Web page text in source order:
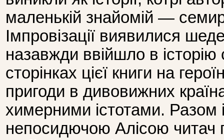
маленькій знайомій —
Імпровізації виявилися
назавжди ввійшло в історію
сторінках цієї книги на
пригоди в ди­вовижних
химерними істотами. Разом
непосидючою Алісою читач